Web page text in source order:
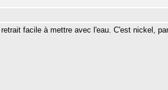
facile à mettre avec l'eau. C'est nickel,